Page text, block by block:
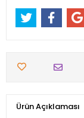
Ürün Açıklaması